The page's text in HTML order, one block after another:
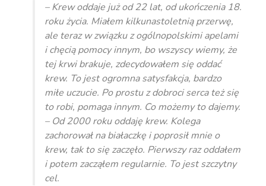
– Krew oddaje już od 22 lat, od ukończenia 18.
roku życia. Miałem kilkunastoletnią przerwę,
ale teraz w związku z ogólnopolskimi apelami
i chęcią pomocy innym, bo wszyscy wiemy, że
tej krwi brakuje, zdecydowałem się oddać
krew. To jest ogromna satysfakcja, bardzo
miłe uczucie. Po prostu z dobroci serca też się
to robi, pomaga innym. Co możemy to dajemy.
– Od 2000 roku oddaję krew. Kolega
zachorował na białaczkę i poprosił mnie o
krew, tak to się zaczęło. Pierwszy raz oddałem
i potem zacząłem regularnie. To jest szczytny
cel.